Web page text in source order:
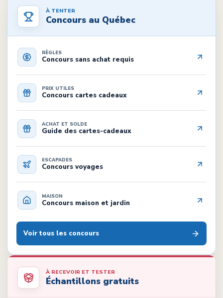
À TENTER
Concours au Québec
RÈGLES
Concours sans achat requis
PRIX UTILES
Concours cartes cadeaux
ACHAT ET SOLDE
Guide des cartes-cadeaux
ESCAPADES
Concours voyages
MAISON
Concours maison et jardin
Voir tous les concours
À RECEVOIR ET TESTER
Échantillons gratuits